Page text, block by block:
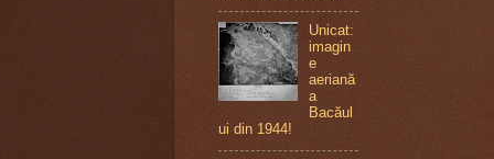
Unicat:
imagin
e
aeriană
a
Bacăul
ui din 1944!